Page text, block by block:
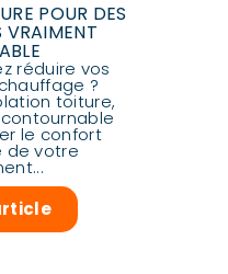
POUR DES
VRAIMENT
réduire vos
?
toiture,
le confort
de votre